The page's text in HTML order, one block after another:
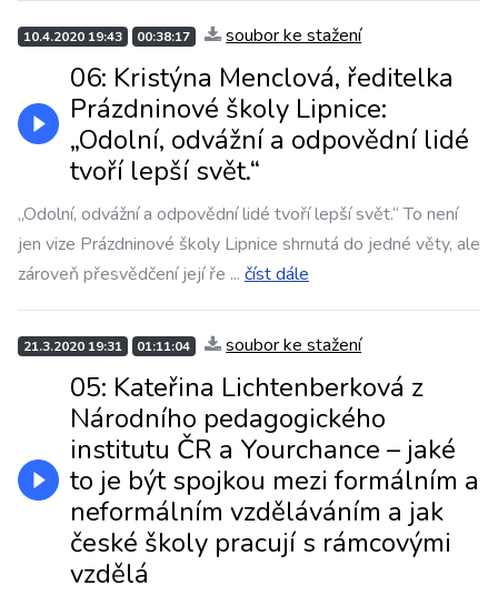
10.4.2020 19:43 00:38:17 soubor ke stažení
06: Kristýna Menclová, ředitelka
Prázdninové školy Lipnice:
„Odolní, odvážní a odpovědní lidé
tvoří lepší svět.“
„Odolní, odvážní a odpovědní lidé tvoří lepší svět.“ To není
jen vize Prázdninové školy Lipnice shrnutá do jedné věty, ale
zároveň přesvědčení její ře ... číst dále
21.3.2020 19:31 01:11:04 soubor ke stažení
05: Kateřina Lichtenberková z
Národního pedagogického
institutu ČR a Yourchance – jaké
to je být spojkou mezi formálním a
neformálním vzděláváním a jak
české školy pracují s rámcovými
vzdělá